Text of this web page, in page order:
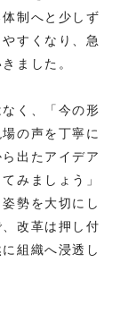
制へと少しず
すくなり、急
ました。
く、「今の形
の声を丁寧に
出たアイデア
みましょう」
勢を大切にし
改革は押し付
組織へ浸透し